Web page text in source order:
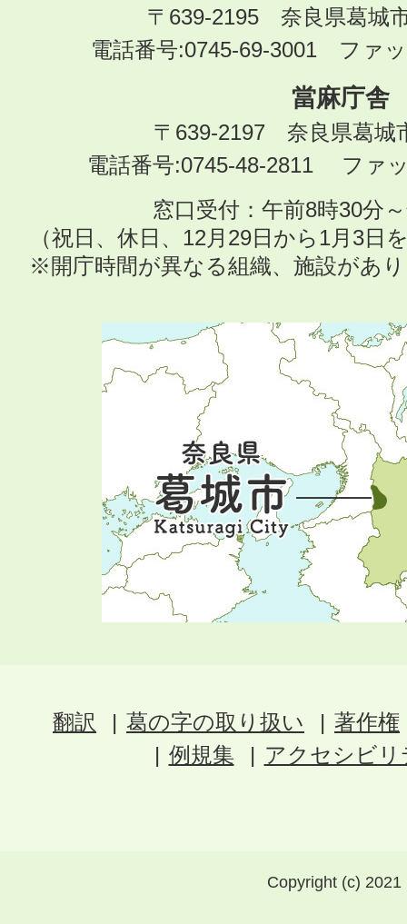
〒639-2195 奈良県葛城
電話番号:0745-69-3001 ファ
當麻庁舎
〒639-2197 奈良県葛城
電話番号:0745-48-2811 ファ
窓口受付：午前8時30分
（祝日、休日、12月29日から1月3日
※開庁時間が異なる組織、施設があ
翻訳 葛の字の取り扱い
著作権
例規集
アクセシビ
Copyright (c)